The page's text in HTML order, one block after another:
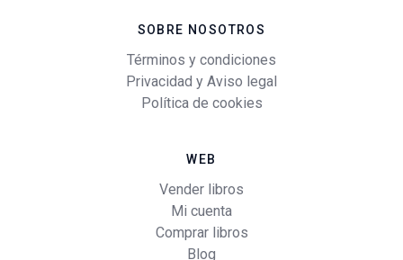
SOBRE NOSOTROS
Términos y condiciones
Privacidad y Aviso legal
Política de cookies
WEB
Vender libros
Mi cuenta
Comprar libros
Blog